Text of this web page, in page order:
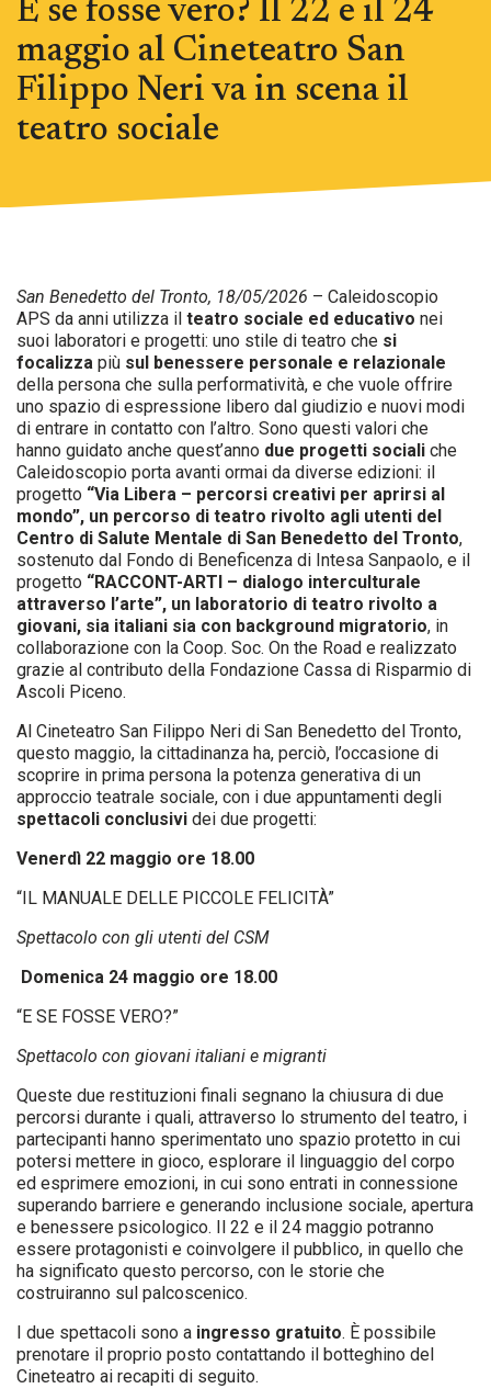
E se fosse vero? Il 22 e il 24
maggio al Cineteatro San
Filippo Neri va in scena il
teatro sociale
San Benedetto del Tronto, 18/05/2026 – Caleidoscopio
APS da anni utilizza il teatro sociale ed educativo nei
suoi laboratori e progetti: uno stile di teatro che si
focalizza più sul benessere personale e relazionale
della persona che sulla performatività, e che vuole offrire
uno spazio di espressione libero dal giudizio e nuovi modi
di entrare in contatto con l’altro. Sono questi valori che
hanno guidato anche quest’anno due progetti sociali che
Caleidoscopio porta avanti ormai da diverse edizioni: il
progetto “Via Libera – percorsi creativi per aprirsi al
mondo”, un percorso di teatro rivolto agli utenti del
Centro di Salute Mentale di San Benedetto del Tronto,
sostenuto dal Fondo di Beneficenza di Intesa Sanpaolo, e il
progetto “RACCONT-ARTI – dialogo interculturale
attraverso l’arte”, un laboratorio di teatro rivolto a
giovani, sia italiani sia con background migratorio, in
collaborazione con la Coop. Soc. On the Road e realizzato
grazie al contributo della Fondazione Cassa di Risparmio di
Ascoli Piceno.
Al Cineteatro San Filippo Neri di San Benedetto del Tronto,
questo maggio, la cittadinanza ha, perciò, l’occasione di
scoprire in prima persona la potenza generativa di un
approccio teatrale sociale, con i due appuntamenti degli
spettacoli conclusivi dei due progetti:
Venerdì 22 maggio ore 18.00
“IL MANUALE DELLE PICCOLE FELICITÀ”
Spettacolo con gli utenti del CSM
Domenica 24 maggio ore 18.00
“E SE FOSSE VERO?”
Spettacolo con giovani italiani e migranti
Queste due restituzioni finali segnano la chiusura di due
percorsi durante i quali, attraverso lo strumento del teatro, i
partecipanti hanno sperimentato uno spazio protetto in cui
potersi mettere in gioco, esplorare il linguaggio del corpo
ed esprimere emozioni, in cui sono entrati in connessione
superando barriere e generando inclusione sociale, apertura
e benessere psicologico. Il 22 e il 24 maggio potranno
essere protagonisti e coinvolgere il pubblico, in quello che
ha significato questo percorso, con le storie che
costruiranno sul palcoscenico.
I due spettacoli sono a ingresso gratuito. È possibile
prenotare il proprio posto contattando il botteghino del
Cineteatro ai recapiti di seguito.